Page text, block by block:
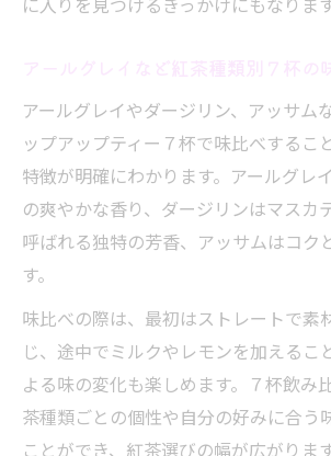
アールグレイやダージリン、アッサム
ップアップティー７杯で味比べするこ
特徴が明確にわかります。アールグレ
の爽やかな香り、ダージリンはマスカ
呼ばれる独特の芳香、アッサムはコク
す。
味比べの際は、最初はストレートで素
じ、途中でミルクやレモンを加えるこ
よる味の変化も楽しめます。７杯飲み
茶種類ごとの個性や自分の好みに合う
ことができ、紅茶選びの幅が広がります